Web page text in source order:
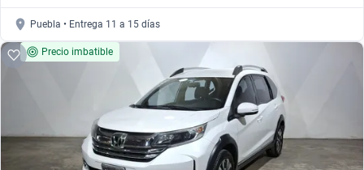
Puebla • Entrega 11 a 15 días
Precio imbatible